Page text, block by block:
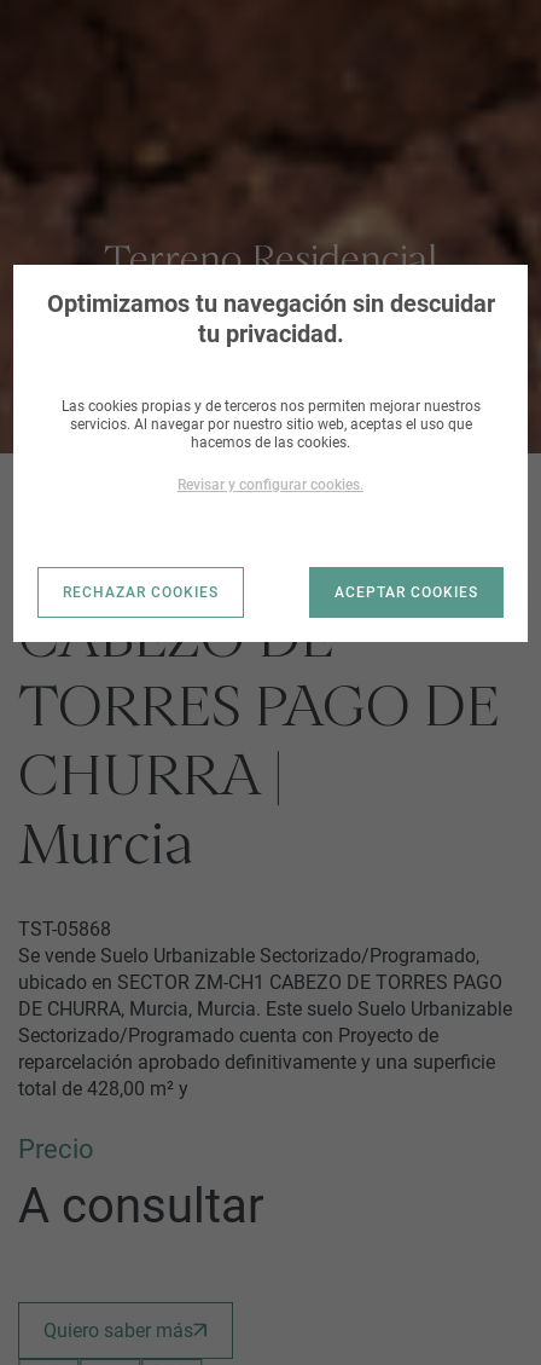
Terreno Residencial
urbanizable en Murcia
SECTOR ZM-CH1
CABEZO DE
TORRES PAGO DE
CHURRA |
Murcia
TST-05868
Se vende Suelo Urbanizable Sectorizado/Programado,
ubicado en SECTOR ZM-CH1 CABEZO DE TORRES PAGO
DE CHURRA, Murcia, Murcia. Este suelo Suelo Urbanizable
Sectorizado/Programado cuenta con Proyecto de
reparcelación aprobado definitivamente y una superficie
total de 428,00 m² y
Precio
A consultar
Quiero saber más
Optimizamos tu navegación sin descuidar
tu privacidad.
Las cookies propias y de terceros nos permiten mejorar nuestros
servicios. Al navegar por nuestro sitio web, aceptas el uso que
hacemos de las cookies.
Revisar y configurar cookies.
RECHAZAR COOKIES ACEPTAR COOKIES